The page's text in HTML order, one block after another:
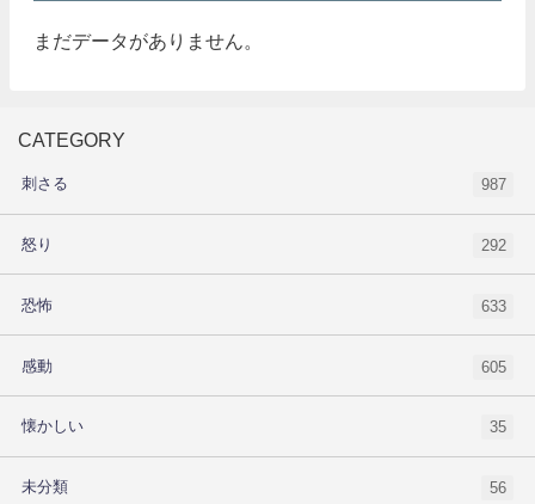
まだデータがありません。
CATEGORY
刺さる 987
怒り 292
恐怖 633
感動 605
懐かしい 35
未分類 56